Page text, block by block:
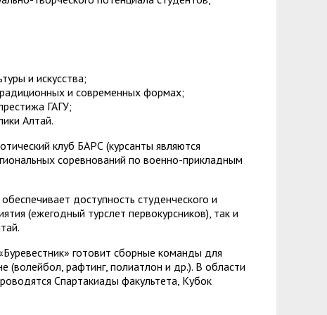
грамотности
образования
государственных и муниципальных
представителей) несовершеннолетних
академического отпуска обучающимся
и искусства;
и современных формах;
ГАГУ;
Алтай.
клуб БАРС (курсанты являются
соревнований по военно-прикладным
доступность студенческого и
(ежегодный турслет первокурсников), так и
готовит сборные команды для
(волейбол, рафтинг, полиатлон и др.). В области
Спартакиады факультета, Кубок